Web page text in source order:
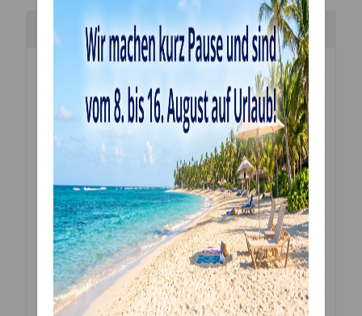
Beschreibung
Holz (Birke)zum
Dekorieren von Torten und Kuchen.
Alle unsere Topper werden mit einem hochmodernen
Laser mit viel Liebe zum Detail von uns
Holz ist ein Naturprodukt, weshalb jedes angefertigte
Stück eine einzigartige Maserung aufweist.
Jeder Cake Topper wird so zu einem Unikat!
Material:
heimische Sperrholz Birke 3mm